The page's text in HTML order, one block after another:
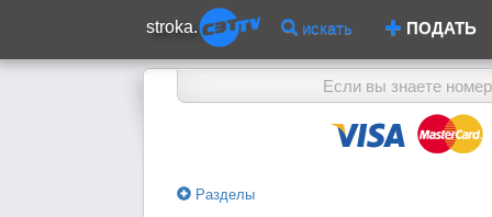
stroka. искать ПОДАТЬ
Если вы знаете
Разделы